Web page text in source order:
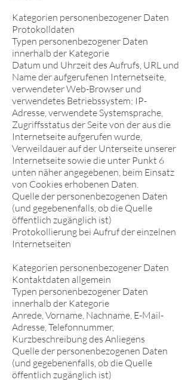
Kategorien personenbezogener Daten
Protokolldaten
Typen personenbezogener Daten
innerhalb der Kategorie
Datum und Uhrzeit des Aufrufs, URL und
Name der aufgerufenen Internetseite,
verwendeter Web-Browser und
verwendetes Betriebssystem; IP-
Adresse, verwendete Systemsprache,
Zugriffsstatus der Seite von der aus die
Internetseite aufgerufen wurde,
Verweildauer auf der Unterseite unserer
Internetseite sowie die unter Punkt 6
unten näher angegebenen, beim Einsatz
von Cookies erhobenen Daten.
Quelle der personenbezogenen Daten
(und gegebenenfalls, ob die Quelle
öffentlich zugänglich ist)
Protokollierung bei Aufruf der einzelnen
Internetseiten
Kategorien personenbezogener Daten
Kontaktdaten allgemein
Typen personenbezogener Daten
innerhalb der Kategorie
Anrede, Vorname, Nachname, E-Mail-
Adresse, Telefonnummer,
Kurzbeschreibung des Anliegens
Quelle der personenbezogenen Daten
(und gegebenenfalls, ob die Quelle
öffentlich zugänglich ist)